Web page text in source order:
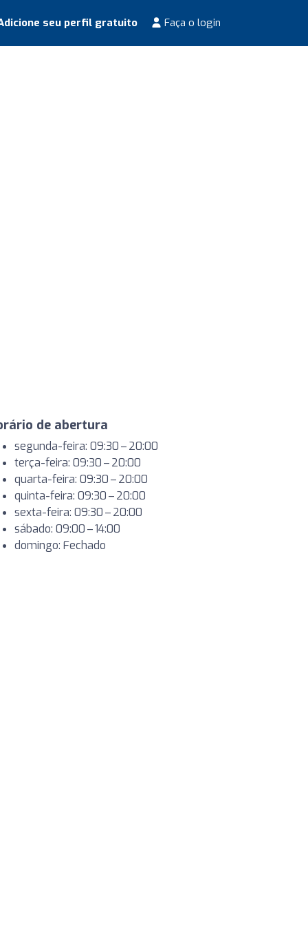
seu perfil gratuito Faça o login
de abertura
segunda-feira: 09:30 – 20:00
terça-feira: 09:30 – 20:00
quarta-feira: 09:30 – 20:00
quinta-feira: 09:30 – 20:00
sexta-feira: 09:30 – 20:00
sábado: 09:00 – 14:00
domingo: Fechado